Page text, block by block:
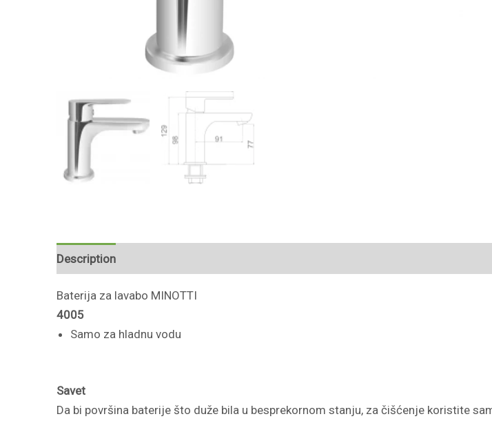
Description
Baterija za lavabo MINOTTI
4005
Samo za hladnu vodu
Savet
Da bi površina baterije što duže bila u besprekornom stanju, za čišćenje koristite